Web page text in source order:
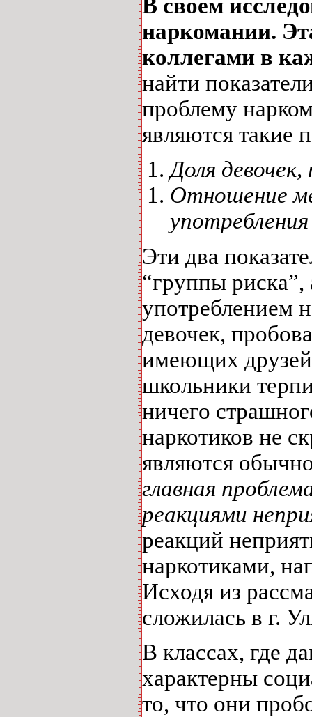
В своем
наркомании.
коллегами в
найти
проблему
являются такие
Доля
Отношение
Эти два
“группы риска”,
употреблением
девочек,
имеющих друзей
школьники
ничего
наркотиков не
являются
главная
реакциями
реакций
наркотиками,
Исходя из
сложилась в г.
В классах, где
характерны
то, что они